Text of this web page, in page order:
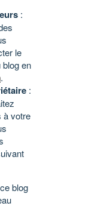
:
le
blog en
.
:
à votre
blog